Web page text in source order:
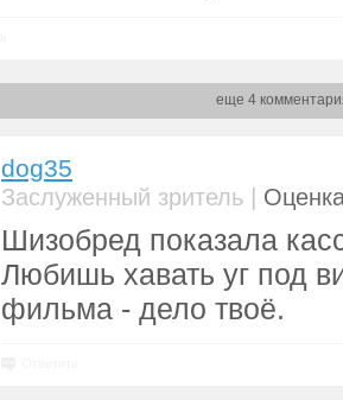
еще 4
dog35
Заслуженный зритель |
Шизобред показала
Любишь хавать уг под
фильма - дело твоё.